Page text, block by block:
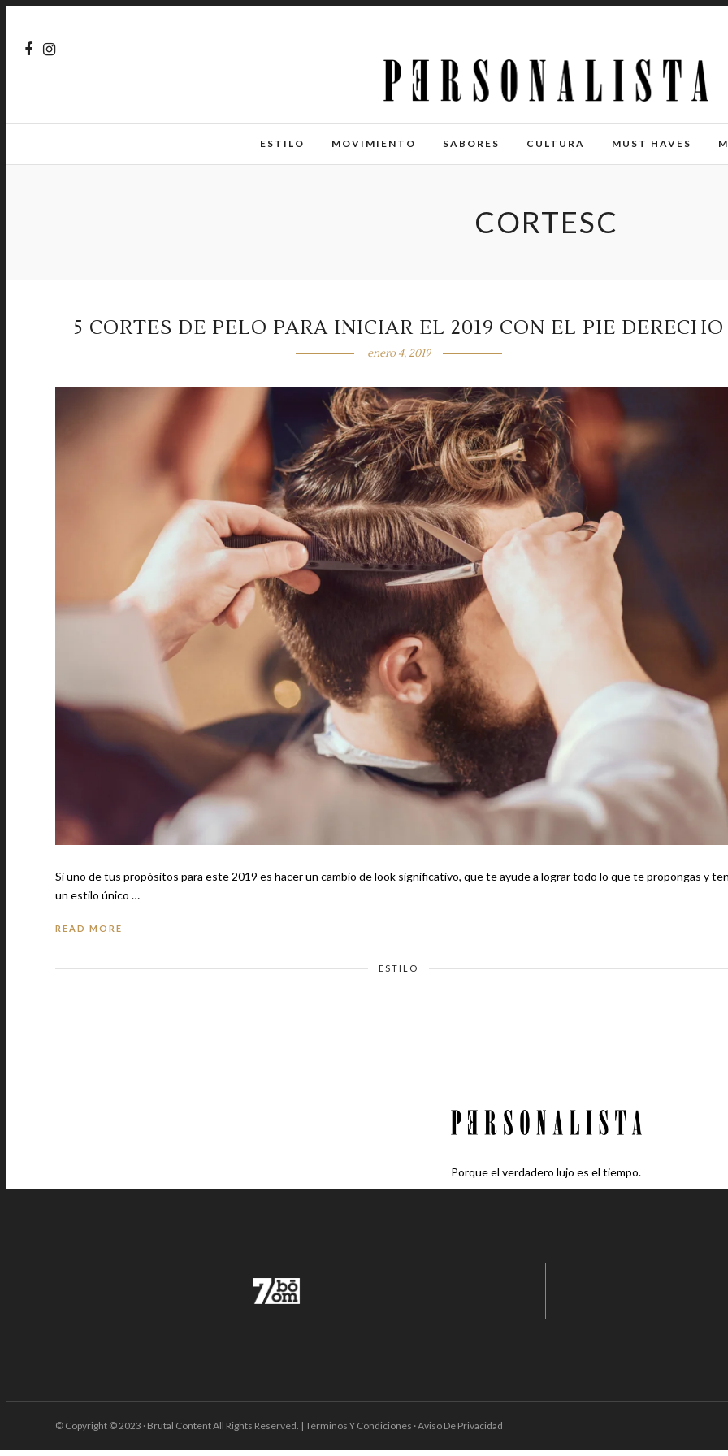
ESTILO MOVIMIENTO SABORES CULTURA MUST HAVES
CORTESC
5 CORTES DE PELO PARA INICIAR EL 2019 CON EL PIE DERECHO
enero 4, 2019
Si uno de tus propósitos para este 2019 es hacer un cambio de look significativo, que te ayude a lograr todo lo que te propongas y
un estilo único …
READ MORE
ESTILO
Porque el verdadero lujo es el tiempo.
© Copyright © 2023 · Brutal Content All Rights Reserved. | Términos Y Condiciones · Aviso De Privacidad